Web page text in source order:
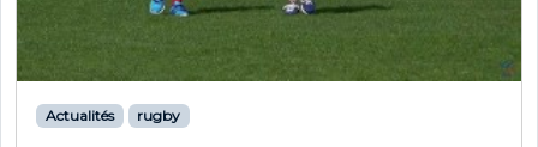
Actualités rugby